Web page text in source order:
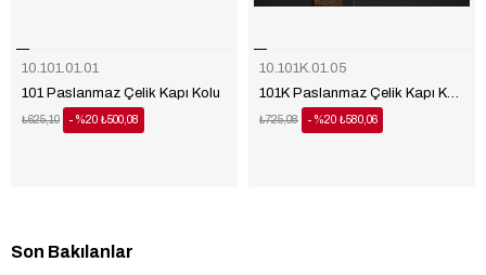
10.101.01.01
101 Paslanmaz Çelik Kapı Kolu
%20 ₺500,08
₺625,10
10.101K.01.05
%20 ₺580,06
₺725,08
Son Bakılanlar